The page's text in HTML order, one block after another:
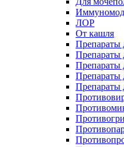
ЛОР
От кашля
Препараты
Препараты
Препараты
Препараты
Препараты